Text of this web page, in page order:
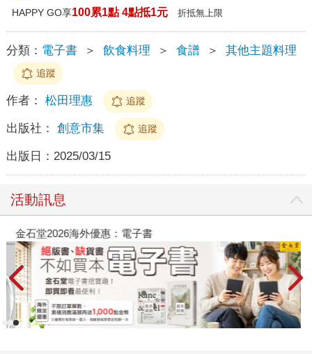
HAPPY GO享100累1點 4點抵1元 折抵無上限
分類： 電子書 ＞ 飲食料理 ＞ 食譜 ＞ 其他主題料理
追蹤
作者： 松田理惠 追蹤
出版社： 創意市集 追蹤
出版日： 2025/03/15
活動訊息
金石堂2026海外優惠：電子書